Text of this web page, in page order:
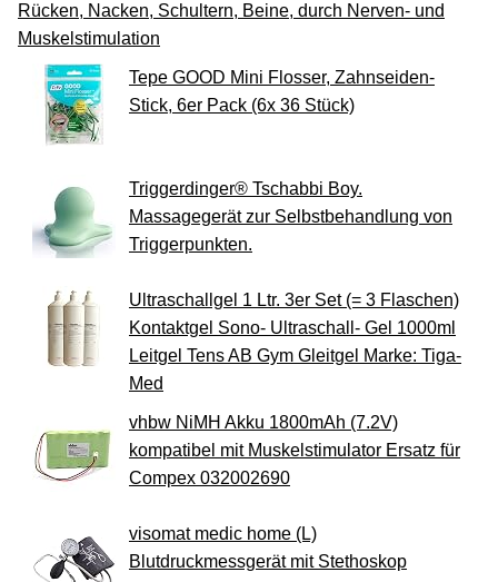
Rücken, Nacken, Schultern, Beine, durch Nerven- und
Muskelstimulation
Tepe GOOD Mini Flosser, Zahnseiden-
Stick, 6er Pack (6x 36 Stück)
Triggerdinger® Tschabbi Boy.
Massagegerät zur Selbstbehandlung von
Triggerpunkten.
Ultraschallgel 1 Ltr. 3er Set (= 3 Flaschen)
Kontaktgel Sono- Ultraschall- Gel 1000ml
Leitgel Tens AB Gym Gleitgel Marke: Tiga-
Med
vhbw NiMH Akku 1800mAh (7.2V)
kompatibel mit Muskelstimulator Ersatz für
Compex 032002690
visomat medic home (L)
Blutdruckmessgerät mit Stethoskop